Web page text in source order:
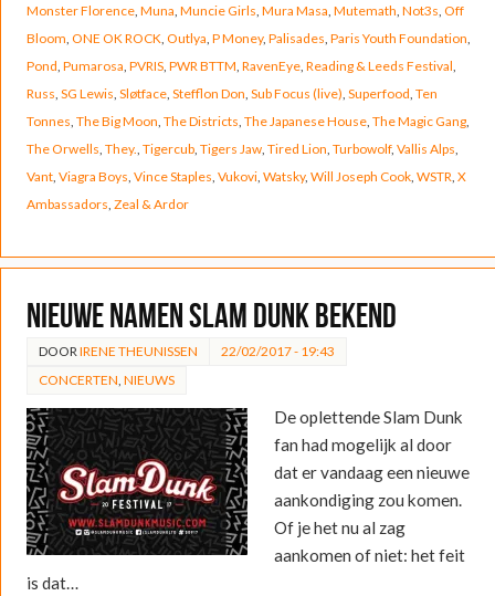
Monster Florence, Muna Muncie Girls Mura Masa Mutemath Not3s Off
Bloom ONE OK ROCK Outlya P Money, Palisades Paris Youth Foundation
Pond Pumarosa PVRIS, PWR BTTM RavenEye, Reading & Leeds Festival
Russ SG Lewis Sløtface, Stefflon Don Sub Focus (live) Superfood Ten
Tonnes The Big Moon The Districts The Japanese House, The Magic Gang,
The Orwells They. Tigercub, Tigers Jaw, Tired Lion Turbowolf, Vallis Alps
Vant, Viagra Boys Vince Staples Vukovi, Watsky, Will Joseph Cook, WSTR X
Ambassadors Zeal & Ardor
Nieuwe namen Slam Dunk bekend
DOOR IRENE THEUNISSEN
22/02/2017 - 19:43
CONCERTEN NIEUWS
De oplettende Slam Dunk
fan had mogelijk al door
dat er vandaag een nieuwe
aankondiging zou komen.
Of je het nu al zag
aankomen of niet: het feit
is dat…